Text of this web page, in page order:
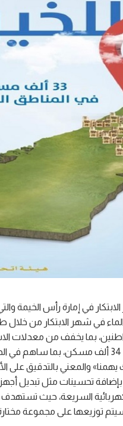
والتي تستمر لغاية 21 فبراير الجاري،
في شهر الابتكار من
والمعني بالتدقيق على
بإضافة تحسينات مثل تبديل
توزيعها على مجموعة مختارة